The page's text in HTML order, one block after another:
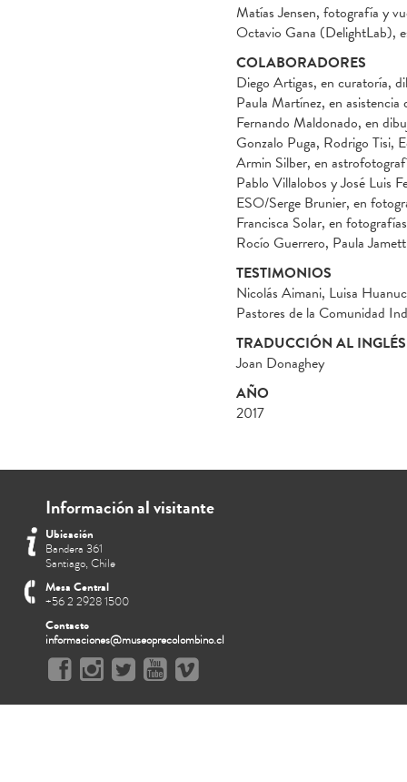
Matías Jensen, fotografía y
Octavio Gana (DelightLab),
COLABORADORES
Diego Artigas, en curatoría,
Paula Martínez, en asistencia
Fernando Maldonado, en
Gonzalo Puga, Rodrigo Tisi,
Armin Silber, en
Pablo Villalobos y José Luis
ESO/Serge Brunier, en
Francisca Solar, en
Rocío Guerrero, Paula
TESTIMONIOS
Nicolás Aimani, Luisa
Pastores de la Comunidad
TRADUCCIÓN AL INGLÉS
Joan Donaghey
AÑO
2017
Información al visitante
Ubicación
Bandera 361
Santiago, Chile
Mesa Central
+56 2 2928 1500
Contacto
informaciones@museoprecolombino.cl